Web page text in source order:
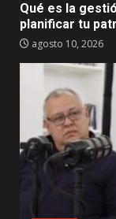
Qué es la
planificar tu
agosto 10, 2026